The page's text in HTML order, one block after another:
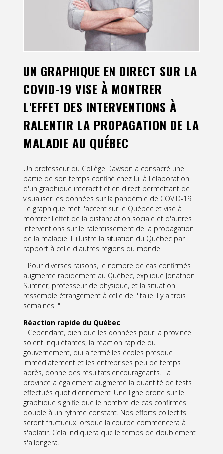
UN GRAPHIQUE EN DIRECT SUR LA
COVID-19 VISE À MONTRER
L'EFFET DES INTERVENTIONS À
RALENTIR LA PROPAGATION DE LA
MALADIE AU QUÉBEC
Un professeur du Collège Dawson a consacré une
partie de son temps confiné chez lui à l'élaboration
d'un graphique interactif et en direct permettant de
visualiser les données sur la pandémie de COVID-19.
Le graphique met l'accent sur le Québec et vise à
montrer l'effet de la distanciation sociale et d'autres
interventions sur le ralentissement de la propagation
de la maladie. Il illustre la situation du Québec par
rapport à celle d'autres régions du monde.
" Pour diverses raisons, le nombre de cas confirmés
augmente rapidement au Québec, explique Jonathon
Sumner, professeur de physique, et la situation
ressemble étrangement à celle de l'Italie il y a trois
semaines. "
Réaction rapide du Québec
" Cependant, bien que les données pour la province
soient inquiétantes, la réaction rapide du
gouvernement, qui a fermé les écoles presque
immédiatement et les entreprises peu de temps
après, donne des résultats encourageants. La
province a également augmenté la quantité de tests
effectués quotidiennement. Une ligne droite sur le
graphique signifie que le nombre de cas confirmés
double à un rythme constant. Nos efforts collectifs
seront fructueux lorsque la courbe commencera à
s'aplatir. Cela indiquera que le temps de doublement
s'allongera. "
Informations
Outils
Liens
Menu principal
Qui vous êtes